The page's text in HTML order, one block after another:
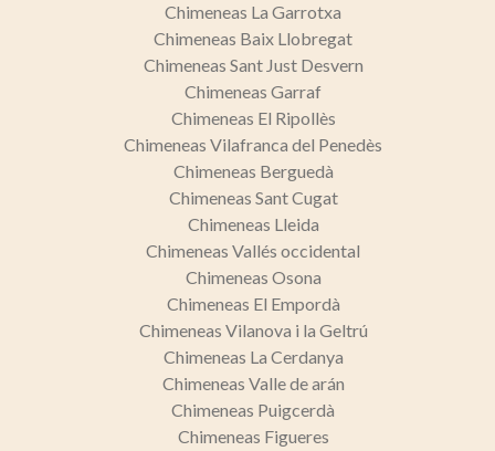
Chimeneas La Garrotxa
Chimeneas Baix Llobregat
Chimeneas Sant Just Desvern
Chimeneas Garraf
Chimeneas El Ripollès
Chimeneas Vilafranca del Penedès
Chimeneas Berguedà
Chimeneas Sant Cugat
Chimeneas Lleida
Chimeneas Vallés occidental
Chimeneas Osona
Chimeneas El Empordà
Chimeneas Vilanova i la Geltrú
Chimeneas La Cerdanya
Chimeneas Valle de arán
Chimeneas Puigcerdà
Chimeneas Figueres